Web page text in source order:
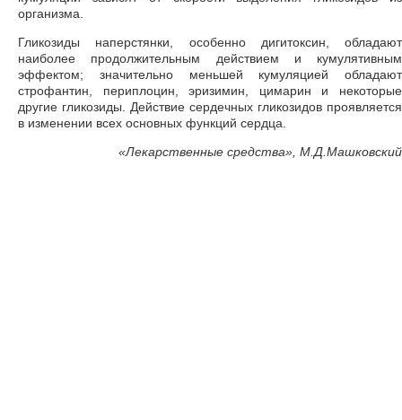
организма.
Гликозиды наперстянки, особенно дигитоксин, обладают
наиболее продолжительным действием и кумулятивным
эффектом; значительно меньшей кумуляцией обладают
строфантин, периплоцин, эризимин, цимарин и некоторые
другие гликозиды. Действие сердечных гликозидов проявляется
в изменении всех основных функций сердца.
«Лекарственные средства», М.Д.Машковский